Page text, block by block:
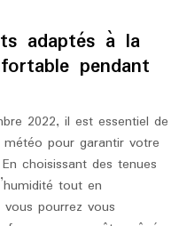
adaptés à la
pendant
2022, il est essentiel de
pour garantir votre
choisissant des tenues
tout en
pourrez vous